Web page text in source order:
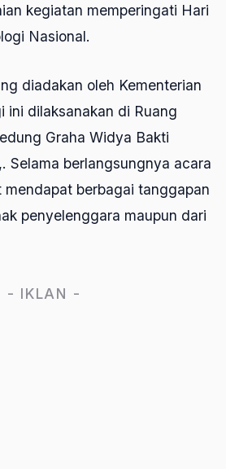
kegiatan memperingati Hari
Nasional.
diadakan oleh Kementerian
ini dilaksanakan di Ruang
Graha Widya Bakti
Selama berlangsungnya acara
mendapat berbagai tanggapan
penyelenggara maupun dari
- IKLAN -